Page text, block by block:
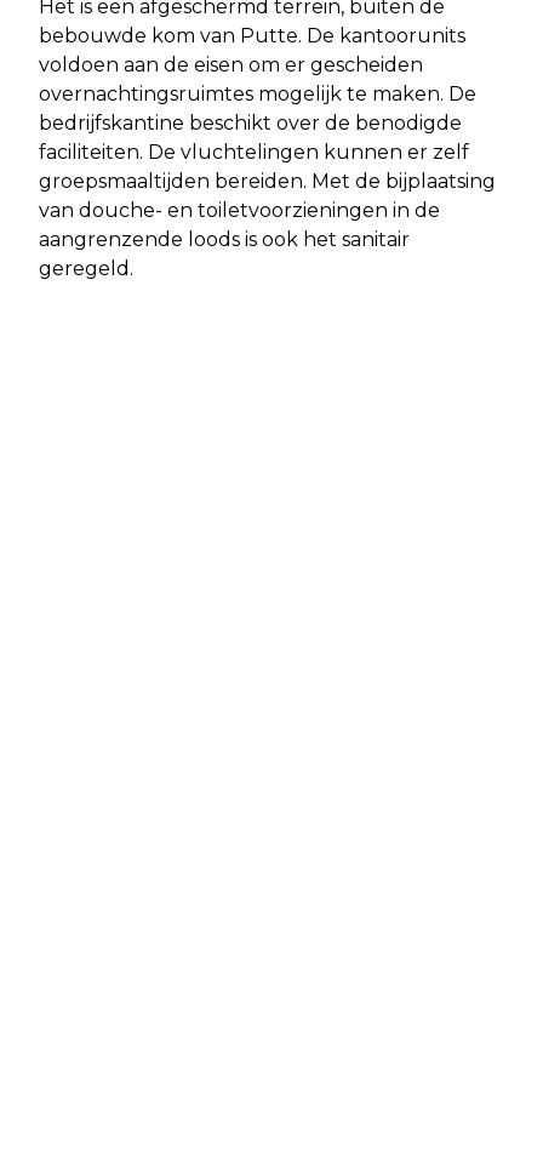
Het is een afgeschermd terrein, buiten de
bebouwde kom van Putte. De kantoorunits
voldoen aan de eisen om er gescheiden
overnachtingsruimtes mogelijk te maken. De
bedrijfskantine beschikt over de benodigde
faciliteiten. De vluchtelingen kunnen er zelf
groepsmaaltijden bereiden. Met de bijplaatsing
van douche- en toiletvoorzieningen in de
aangrenzende loods is ook het sanitair
geregeld.